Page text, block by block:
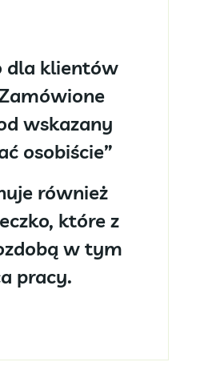
dla klientów
wskazany
osobiście”
również
które z
w tym
pracy.